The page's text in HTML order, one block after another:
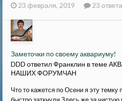
23 февраля, 2019 23 ответа
Заметочки по своему аквариуму!
DDD ответил Франклин в теме
НАШИХ ФОРУМЧАН
Что то кажется по Осени я эту
быстро заткнули Здесь же за чистую